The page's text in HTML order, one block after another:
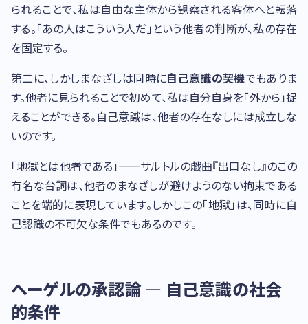
られることで、私は自由な主体から観察される客体へと転落
する。「あの人はこういう人だ」という他者の判断が、私の存在
を固定する。
第二に、しかしまなざしは同時に自己意識の契機でもありま
す。他者に見られることで初めて、私は自分自身を「外から」捉
えることができる。自己意識は、他者の存在なしには成立しな
いのです。
「地獄とは他者である」——サルトルの戯曲『出口なし』のこの
有名な台詞は、他者のまなざしが避けようのない拘束である
ことを端的に表現しています。しかしこの「地獄」は、同時に自
己認識の不可欠な条件でもあるのです。
ヘーゲルの承認論 — 自己意識の社会
的条件